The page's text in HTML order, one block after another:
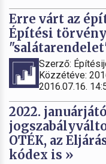
Erre várt az
Építési
Szerző:
Közzétéve:
2016.07.16.
2022.
OTÉK, az
kódex is »